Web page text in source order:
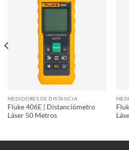
MEDIDORES DE DISTANCIA
Fluke 406E | Distanciómetro
Láser 50 Metros